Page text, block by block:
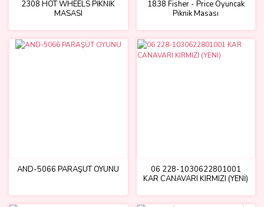
2308 HOT WHEELS PİKNİK
MASASI
1838 Fisher - Price Oyuncak
Piknik Masası
AND-5066 PARAŞÜT OYUNU
06 228-1030622801001
KAR CANAVARI KIRMIZI (YENİ)